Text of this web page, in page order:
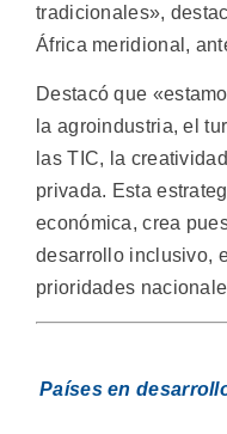
tradicionales»,
África meridional,
Destacó que
la agroindustria, el
las TIC, la
privada. Esta
económica, crea
desarrollo inclusivo,
prioridades
Países en